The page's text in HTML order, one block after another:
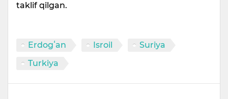
taklif qilgan.
Erdogʻan Isroil
Suriya
Turkiya